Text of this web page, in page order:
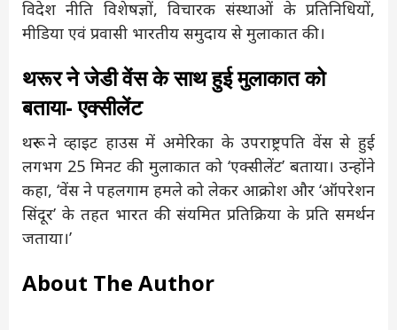
विदेश नीति विशेषज्ञों, विचारक संस्थाओं के प्रतिनिधियों,
मीडिया एवं प्रवासी भारतीय समुदाय से मुलाकात की।
थरूर ने जेडी वेंस के साथ हुई मुलाकात को
बताया- एक्सीलेंट
थरूर ने व्हाइट हाउस में अमेरिका के उपराष्ट्रपति वेंस से हुई
लगभग 25 मिनट की मुलाकात को ‘एक्सीलेंट’ बताया। उन्होंने
कहा, ‘वेंस ने पहलगाम हमले को लेकर आक्रोश और ‘ऑपरेशन
सिंदूर’ के तहत भारत की संयमित प्रतिक्रिया के प्रति समर्थन
जताया।’
About The Author